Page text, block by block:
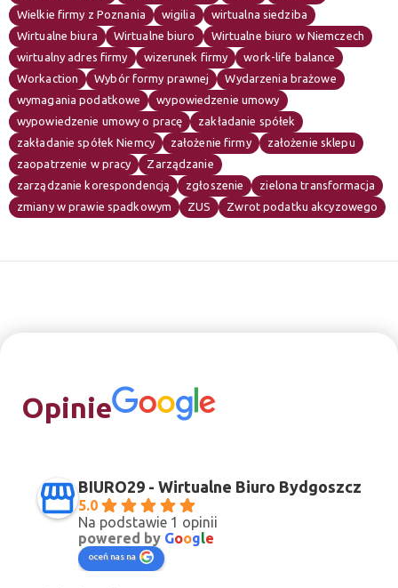
Wielkie firmy z Poznania
wigilia
wirtualna siedziba
Wirtualne biura
Wirtualne biuro
Wirtualne biuro w Niemczech
wirtualny adres firmy
wizerunek firmy
work-life balance
Workaction
Wybór formy prawnej
Wydarzenia brażowe
wymagania podatkowe
wypowiedzenie umowy
wypowiedzenie umowy o pracę
zakładanie spółek
zakładanie spółek Niemcy
założenie firmy
założenie sklepu
zaopatrzenie w pracy
Zarządzanie
zarządzanie korespondencją
zgłoszenie
zielona transformacja
zmiany w prawie spadkowym
ZUS Zwrot podatku akcyzowego
Opinie
BIURO29 - Wirtualne Biuro Bydgoszcz
5.0
Na podstawie 1 opinii
powered by Google
oceń nas na